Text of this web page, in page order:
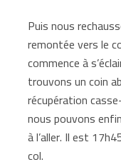
Puis nous
remontée vers le
commence à
trouvons un coin
récupération
nous pouvons
à l’aller. Il est
col.